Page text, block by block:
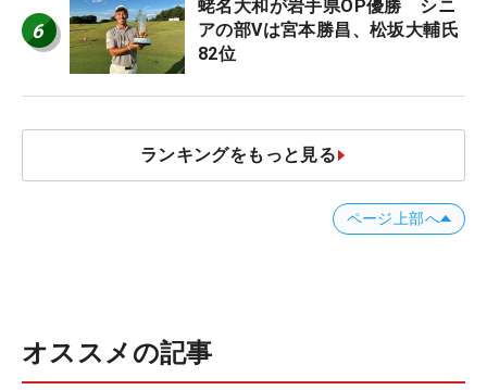
6
蛯名大和が岩手県OP優勝 シニ
アの部Vは宮本勝昌、松坂大輔氏
82位
ランキングをもっと見る
ページ上部へ
オススメの記事